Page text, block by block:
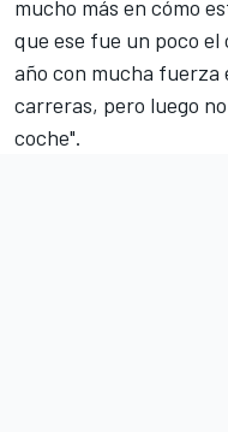
mucho más en cómo
que ese fue un poco el
año con mucha fuerza
carreras, pero luego
coche".